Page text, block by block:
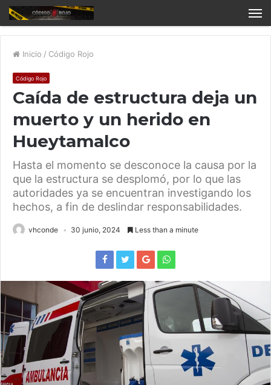
Inicio / Código Rojo
Código Rojo
Caída de estructura deja un
muerto y un herido en
Hueytamalco
Hasta el momento se desconoce la causa por la
que la estructura se desplomó, por lo que las
autoridades ya se encuentran investigando los
hechos, a fin de deslindar responsabilidades.
vhconde 30 junio, 2024 Less than a minute